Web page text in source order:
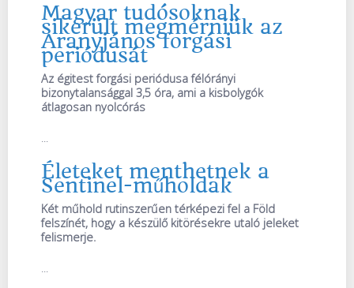
Magyar tudósoknak
sikerült megmérniük az
Aranyjános forgási
periódusát
Az égitest forgási periódusa félórányi
bizonytalansággal 3,5 óra, ami a kisbolygók
átlagosan nyolcórás
...
Életeket menthetnek a
Sentinel-műholdak
Két műhold rutinszerűen térképezi fel a Föld
felszínét, hogy a készülő kitörésekre utaló jeleket
felismerje.